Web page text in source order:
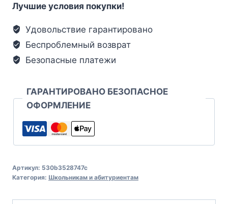
Лучшие условия покупки!
Удовольствие гарантировано
Беспроблемный возврат
Безопасные платежи
ГАРАНТИРОВАНО БЕЗОПАСНОЕ
ОФОРМЛЕНИЕ
Артикул: 530b3528747c
Категория: Школьникам и абитуриентам